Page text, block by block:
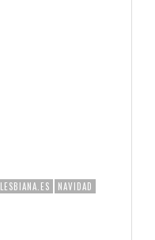
LESBIANA.ES
NAVIDAD